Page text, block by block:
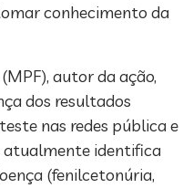
conhecimento da
autor da ação,
dos resultados
nas redes pública e
atualmente identifica
(fenilcetonúria,